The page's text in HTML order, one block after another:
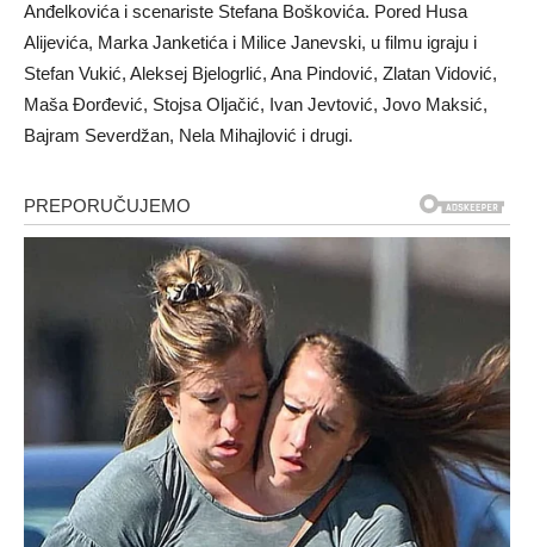
Anđelkovića i scenariste Stefana Boškovića. Pored Husa
Alijevića, Marka Janketića i Milice Janevski, u filmu igraju i
Stefan Vukić, Aleksej Bjelogrlić, Ana Pindović, Zlatan Vidović,
Maša Đorđević, Stojsa Oljačić, Ivan Jevtović, Jovo Maksić,
Bajram Severdžan, Nela Mihajlović i drugi.